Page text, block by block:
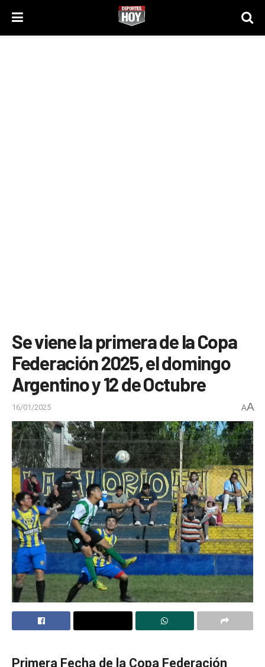
Se viene la primera de la Copa
Federación 2025, el domingo
Argentino y 12 de Octubre
16/01/2025 AA
Primera Fecha de la Copa Federación